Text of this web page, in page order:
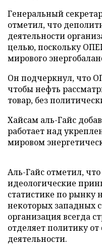
Генеральный
отметил, что
деятельности
целью, поскольку
мирового
Он подчеркнул, что
чтобы нефть
товар, без
Хайсам аль-Гайс
работает над
мировом
Аль-Гайс отметил,
идеологические
статистике по рынку
некоторых западных
организация всегда
отделяет политику
деятельности.